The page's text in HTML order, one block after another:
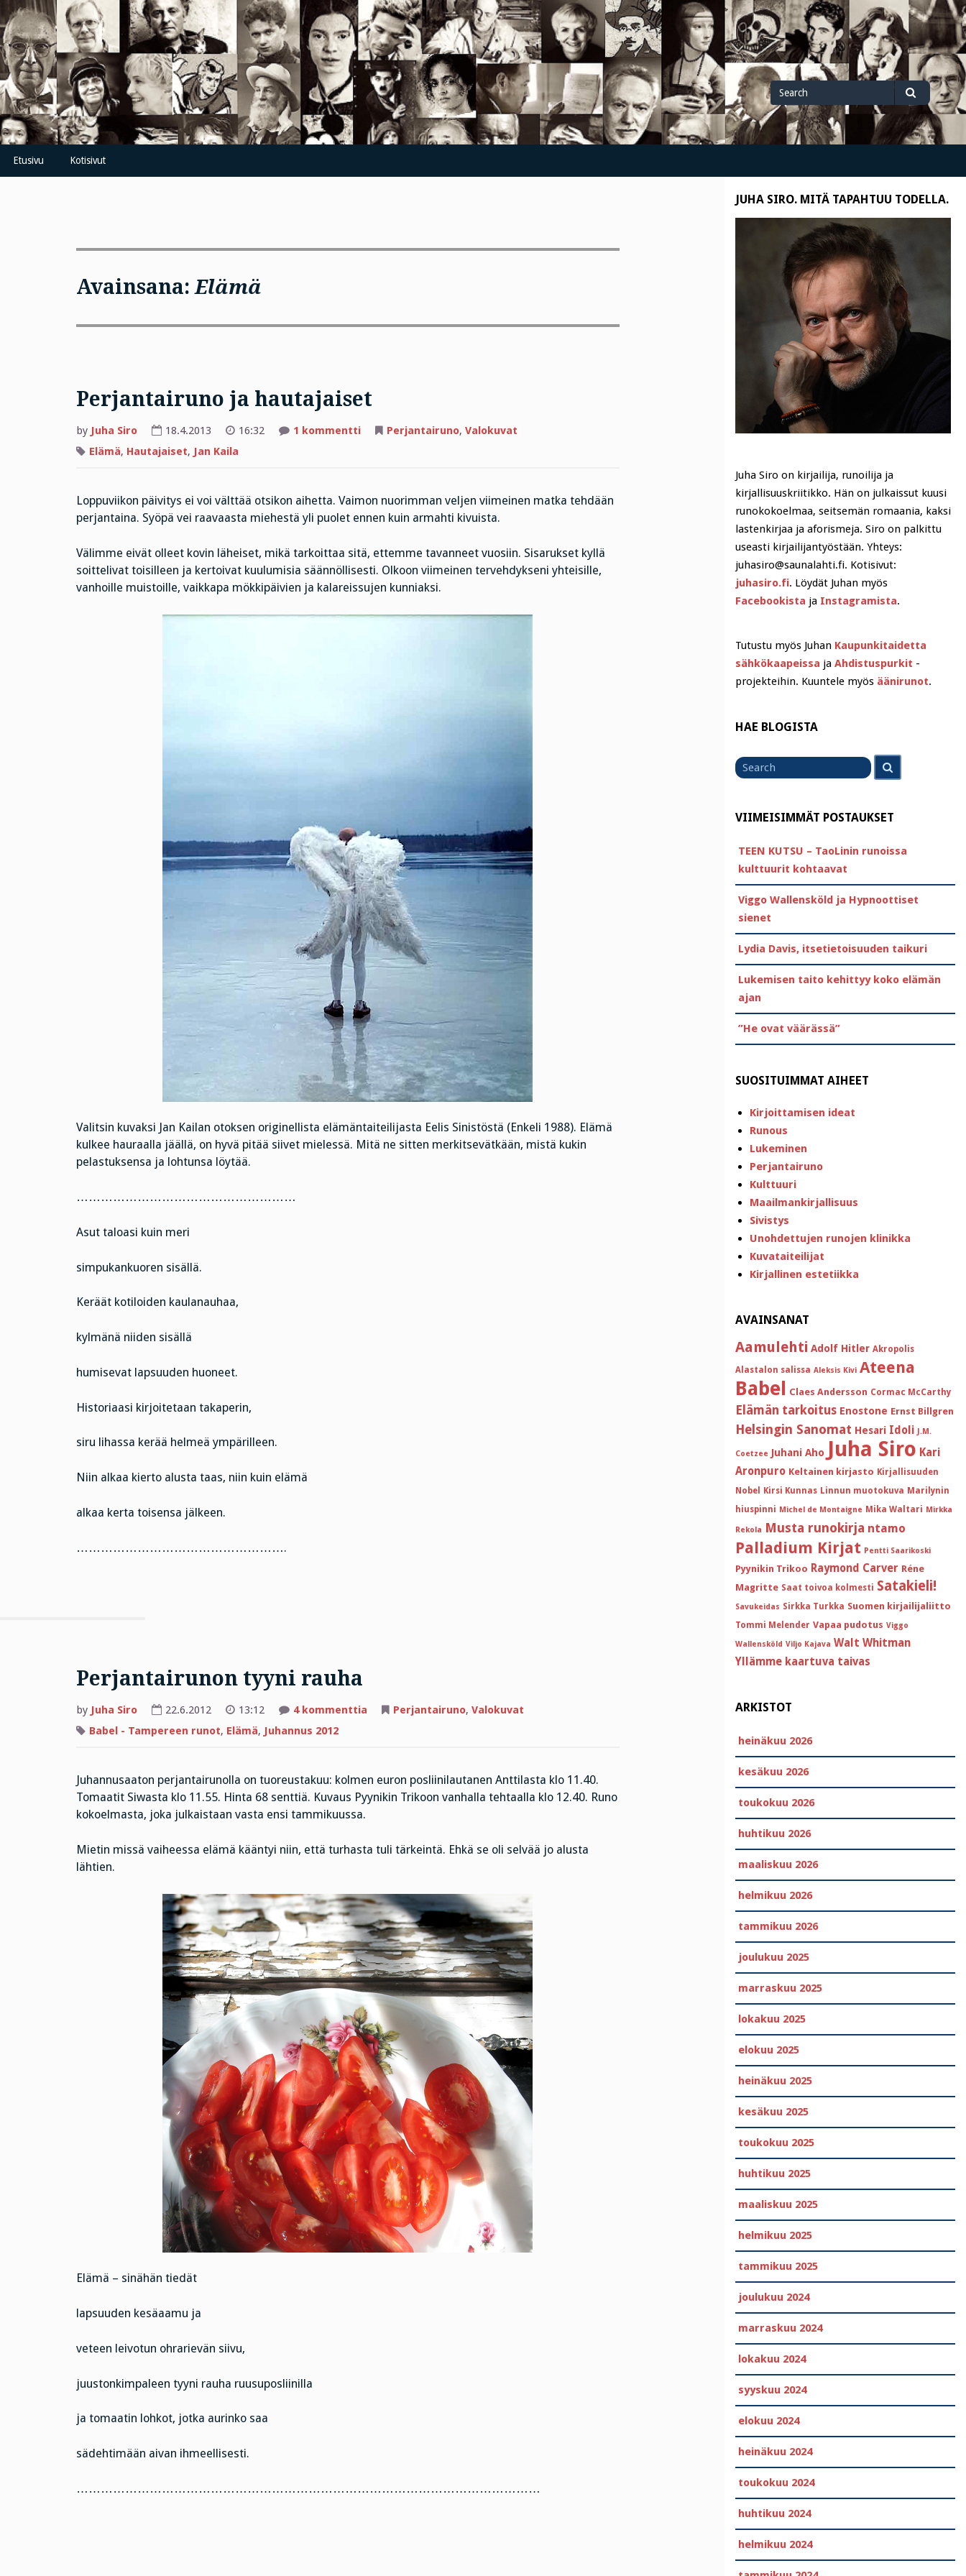
Skip
to
content
Search
for
Search
Etusivu Kotisivut
Avainsana:Elämä
Perjantairuno ja hautajaiset
by Juha Siro 18.4.2013 16:32 1 kommenttiartikkeliin
Perjantairuno
Perjantairuno, Valokuvat
Elämä, Hautajaiset, Jan Kaila
Loppuviikon päivitys ei voi välttää otsikon aihetta. Vaimon nuorimman veljen viimeinen matka tehdään
perjantaina. Syöpä vei raavaasta miehestä yli puolet ennen kuin armahti kivuista.
Välimme eivät olleet kovin läheiset, mikä tarkoittaa sitä, ettemme tavanneet vuosiin. Sisarukset kyllä
soittelivat toisilleen ja kertoivat kuulumisia säännöllisesti. Olkoon viimeinen tervehdykseni yhteisille,
vanhoille muistoille, vaikkapa mökkipäivien ja kalareissujen kunniaksi.
Valitsin kuvaksi Jan Kailan otoksen originellista elämäntaiteilijasta Eelis Sinistöstä (Enkeli 1988). Elämä
kulkee hauraalla jäällä, on hyvä pitää siivet mielessä. Mitä ne sitten merkitsevätkään, mistä kukin
pelastuksensa ja lohtunsa löytää.
………………………………………………
Asut taloasi kuin meri
simpukankuoren sisällä.
Keräät kotiloiden kaulanauhaa,
kylmänä niiden sisällä
humisevat lapsuuden huoneet.
Historiaasi kirjoitetaan takaperin,
siru lihassa kerää helmeä ympärilleen.
Niin alkaa kierto alusta taas, niin kuin elämä
alkaa kerta toisensa jälkeen.
…………………………………………….
Perjantairunon tyyni rauha
by Juha Siro 22.6.2012 13:12 4 kommenttiaartikkeliin
Perjantairunon
Perjantairuno, Valokuvat
Babel - Tampereen runot, Elämä, Juhannus 2012
Juhannusaaton perjantairunolla on tuoreustakuu: kolmen euron posliinilautanen Anttilasta klo 11.40.
Tomaatit Siwasta klo 11.55. Hinta 68 senttiä. Kuvaus Pyynikin Trikoon vanhalla tehtaalla klo 12.40. Runo
kokoelmasta, joka julkaistaan vasta ensi tammikuussa.
Mietin missä vaiheessa elämä kääntyi niin, että turhasta tuli tärkeintä. Ehkä se oli selvää jo alusta
lähtien.
Elämä – sinähän tiedät
lapsuuden kesäaamu ja
veteen leivotun ohrarievän siivu,
juustonkimpaleen tyyni rauha ruusuposliinilla
ja tomaatin lohkot, jotka aurinko saa
sädehtimään aivan ihmeellisesti.
……………………………………………………………………………………………………
JUHA SIRO. MITÄ TAPAHTUU TODELLA.
Juha Siro on kirjailija, runoilija ja
kirjallisuuskriitikko. Hän on julkaissut kuusi
runokokoelmaa, seitsemän romaania, kaksi
lastenkirjaa ja aforismeja. Siro on palkittu
useasti kirjailijantyöstään. Yhteys:
juhasiro@saunalahti.fi. Kotisivut:
juhasiro.fi. Löydät Juhan myös
Facebookista ja Instagramista.
Tutustu myös Juhan Kaupunkitaidetta
sähkökaapeissa ja Ahdistuspurkit -
projekteihin. Kuuntele myös äänirunot.
HAE BLOGISTA
for
VIIMEISIMMÄT POSTAUKSET
TEEN KUTSU – TaoLinin runoissa
kulttuurit kohtaavat
Viggo Wallensköld ja Hypnoottiset
sienet
Lydia Davis, itsetietoisuuden taikuri
Lukemisen taito kehittyy koko elämän
ajan
”He ovat väärässä”
SUOSITUIMMAT AIHEET
Kirjoittamisen ideat
Runous
Lukeminen
Perjantairuno
Kulttuuri
Maailmankirjallisuus
Sivistys
Unohdettujen runojen klinikka
Kuvataiteilijat
Kirjallinen estetiikka
AVAINSANAT
Aamulehti Adolf Hitler Akropolis
Alastalon salissa Aleksis Kivi Ateena
Babel Claes Andersson Cormac McCarthy
Elämän tarkoitus Enostone Ernst Billgren
Helsingin Sanomat Hesari Idoli J.M.
Coetzee Juhani Aho Juha Siro Kari
Aronpuro Keltainen kirjasto Kirjallisuuden
Nobel
Kirsi Kunnas Linnun muotokuva Marilynin
hiuspinni Michel de Montaigne Mika Waltari Mirkka
Rekola Musta runokirja ntamo
Palladium Kirjat Pentti Saarikoski
Pyynikin Trikoo Raymond Carver Réne
Magritte Saat toivoa kolmesti Satakieli!
Savukeidas Sirkka Turkka Suomen kirjailijaliitto
Tommi Melender Vapaa pudotus Viggo
Wallensköld Viljo Kajava Walt Whitman
Yllämme kaartuva taivas
ARKISTOT
heinäkuu 2026
kesäkuu 2026
toukokuu 2026
huhtikuu 2026
maaliskuu 2026
helmikuu 2026
tammikuu 2026
joulukuu 2025
marraskuu 2025
lokakuu 2025
elokuu 2025
heinäkuu 2025
kesäkuu 2025
toukokuu 2025
huhtikuu 2025
maaliskuu 2025
helmikuu 2025
tammikuu 2025
joulukuu 2024
marraskuu 2024
lokakuu 2024
syyskuu 2024
elokuu 2024
heinäkuu 2024
toukokuu 2024
huhtikuu 2024
helmikuu 2024